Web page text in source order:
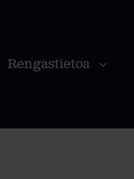
Rengastietoa